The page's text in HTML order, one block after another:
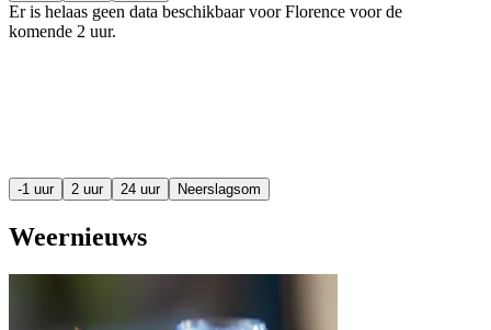
Er is helaas geen data beschikbaar voor Florence voor de
komende 2 uur.
-1 uur 2 uur 24 uur Neerslagsom
Weernieuws